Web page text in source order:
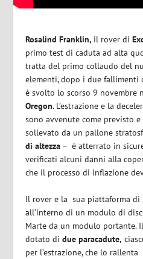
Rosalind Franklin, il rover di
primo test di caduta ad alta
tratta del primo collaudo del
elementi, dopo i due fallimenti
è svolto lo scorso 9
Oregon. L’estrazione e la
sono avvenute come previsto
sollevato da un pallone
di altezza – è atterrato in
verificati alcuni danni alla
che il processo di inflazione
Il rover e la sua piattaforma di
all’interno di un modulo di
Marte da un modulo portante.
dotato di due paracadute,
per l’estrazione, che lo rallenta